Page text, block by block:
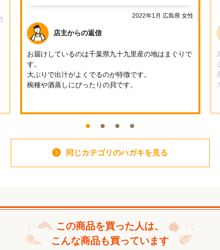
2022年1月 広島県 女性
店主からの返信
お届けしているのは千葉県九十九里産の地はまぐりで
す。
大ぶりで出汁がよくでるのが特徴です。
椀種や酒蒸しにぴったりの貝です。
同じカテゴリのハガキを見る
この商品を買った人は、
こんな商品も買っています